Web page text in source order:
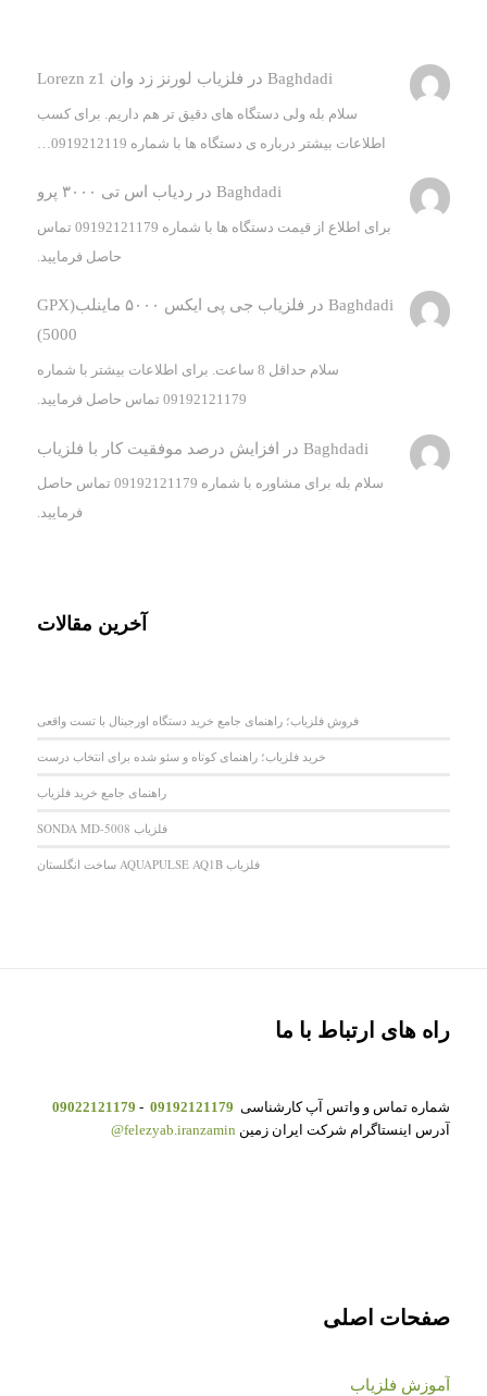
Baghdadi در فلزیاب لورنز زد وان Lorezn z1
سلام بله ولی دستگاه های دقیق تر هم داریم. برای کسب
اطلاعات بیشتر درباره ی دستگاه ها با شماره 0919212119…
Baghdadi درردیاب اس تی ۳۰۰۰ پرو
برای اطلاع از قیمت دستگاه ها با شماره 09192121179 تماس
حاصل فرمایید.
Baghdadi در
فلزیاب جی پی ایکس ۵۰۰۰ ماینلب(GPX
5000)
سلام حداقل 8 ساعت. برای اطلاعات بیشتر با شماره
09192121179 تماس حاصل فرمایید.
Baghdadi در افزایش درصد موفقیت کار با فلزیاب
سلام بله برای مشاوره با شماره 09192121179 تماس حاصل
فرمایید.
آخرین مقالات
فروش فلزیاب؛ راهنمای جامع خرید دستگاه اورجینال با تست واقعی
خرید فلزیاب؛ راهنمای کوتاه و سئو شده برای انتخاب درست
راهنمای جامع خرید فلزیاب
فلزیاب SONDA MD-5008
فلزیاب AQUAPULSE AQ1B ساخت انگلستان
راه های ارتباط با ما
شماره تماس و واتس آپ کارشناسی 09192121179
-
09022121179
آدرس اینستاگرام شرکت ایران زمین felezyab.iranzamin@
صفحات اصلی
آموزش فلزیاب